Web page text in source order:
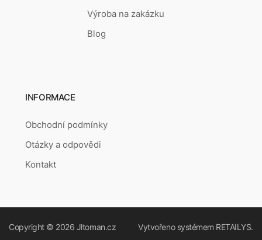
Výroba na zakázku
Blog
INFORMACE
Obchodní podmínky
Otázky a odpovědi
Kontakt
Copyright © 2026 Jltoman.cz Vytvořeno systémem RETAILYS.